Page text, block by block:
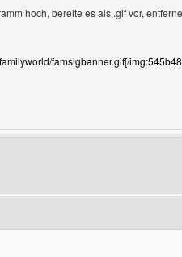
hoch, bereite es als .gif vor,
famsigbanner.gif[/